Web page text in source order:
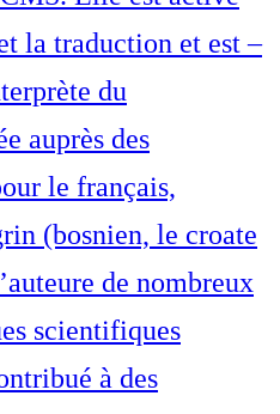
la traduction et est –
du
auprès des
le français,
(bosnien, le croate
de nombreux
scientifiques
à des